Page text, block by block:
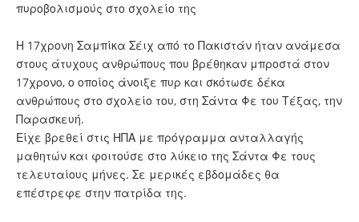
πυροβολισμούς στο σχολείο της
Η 17χρονη Σαμπίκα Σέιχ από το Πακιστάν ήταν ανάμεσα
στους άτυχους ανθρώπους που βρέθηκαν μπροστά στον
17χρονο, ο οποίος άνοιξε πυρ και σκότωσε δέκα
ανθρώπους στο σχολείο του, στη Σάντα Φε του Τέξας, την
Παρασκευή.
Είχε βρεθεί στις ΗΠΑ με πρόγραμμα ανταλλαγής
μαθητών και φοιτούσε στο λύκειο της Σάντα Φε τους
τελευταίους μήνες. Σε μερικές εβδομάδες θα
επέστρεφε στην πατρίδα της.